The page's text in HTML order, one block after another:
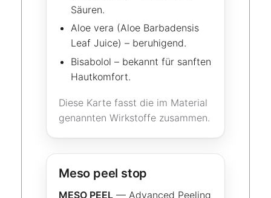
Säuren.
Aloe vera (Aloe Barbadensis
Leaf Juice) – beruhigend.
Bisabolol – bekannt für sanften
Hautkomfort.
Diese Karte fasst die im Material
genannten Wirkstoffe zusammen.
Meso peel stop
MESO PEEL — Advanced Peeling